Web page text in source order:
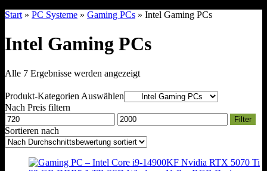
Start » PC Systeme » Gaming PCs » Intel Gaming PCs
Intel Gaming PCs
Alle 7 Ergebnisse werden angezeigtNach
sortiert
Produkt-Kategorien Auswählen
Nach Preis filtern
Min.
Preis
Max.
Preis
Filter
Sortieren nach